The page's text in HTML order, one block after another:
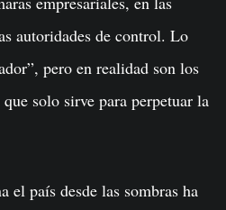
autoridades de control. Lo
pero en realidad son los
solo sirve para perpetuar la
el país desde las sombras ha